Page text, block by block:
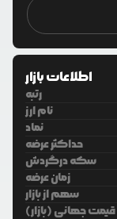
اطلاعات بازار
رتبه
نام ارز
نماد
حداکثر عرضه
سکه درگردش
زمان عرضه
سهم از بازار
قیمت جهانی (بازار)